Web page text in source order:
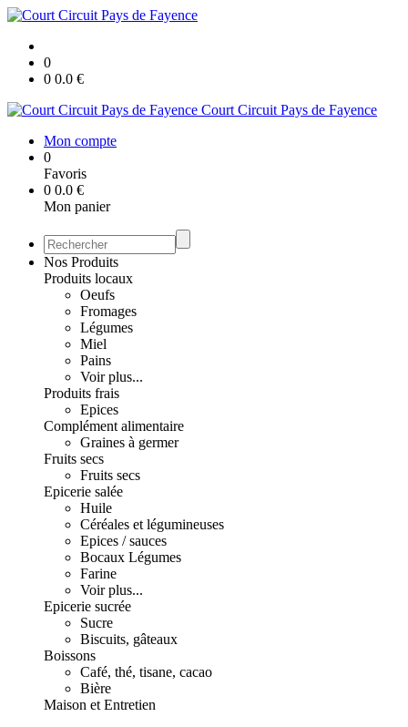
0
0 0.0 €
Court Circuit Pays de Fayence
Mon compte
0
Favoris
0 0.0 €
Mon panier
Nos Produits
Produits locaux
Oeufs
Fromages
Légumes
Miel
Pains
Voir plus...
Produits frais
Epices
Complément alimentaire
Graines à germer
Fruits secs
Fruits secs
Epicerie salée
Huile
Céréales et légumineuses
Epices / sauces
Bocaux Légumes
Farine
Voir plus...
Epicerie sucrée
Sucre
Biscuits, gâteaux
Boissons
Café, thé, tisane, cacao
Bière
Maison et Entretien